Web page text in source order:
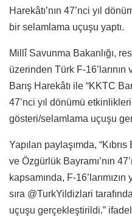
Harekâtı’nın 47’nci yıl
bir selamlama uçuşu yaptı.
Millî Savunma Bakanlığı,
üzerinden Türk F-16’larının
Barış Harekâtı ile “KKTC
47’nci yıl dönümü
gösteri/selamlama uçuşu
Yapılan paylaşımda,
ve Özgürlük Bayramı’nın
kapsamında, F-16’larımızın
sıra @TurkYildizlari
uçuşu gerçekleştirildi.”